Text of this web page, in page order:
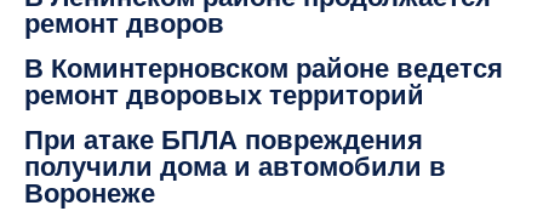
ремонт дворов
В Коминтерновском районе ведется
ремонт дворовых территорий
При атаке БПЛА повреждения
получили дома и автомобили в
Воронеже